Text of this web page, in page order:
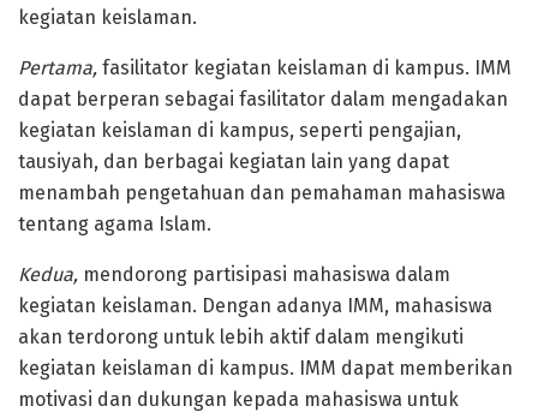
kegiatan keislaman.
Pertama, fasilitator kegiatan keislaman di kampus. IMM
dapat berperan sebagai fasilitator dalam mengadakan
kegiatan keislaman di kampus, seperti pengajian,
tausiyah, dan berbagai kegiatan lain yang dapat
menambah pengetahuan dan pemahaman mahasiswa
tentang agama Islam.
Kedua, mendorong partisipasi mahasiswa dalam
kegiatan keislaman. Dengan adanya IMM, mahasiswa
akan terdorong untuk lebih aktif dalam mengikuti
kegiatan keislaman di kampus. IMM dapat memberikan
motivasi dan dukungan kepada mahasiswa untuk